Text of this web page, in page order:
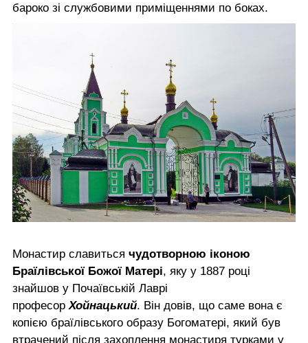
бароко зі службовими приміщеннями по боках.
Монастир славиться чудотворною іконою
Браїлівської Божої Матері, яку у 1887 році
знайшов у Почаївській Лаврі
професорХойнацький. Він довів, що саме вона є
копією браїлівського образу Богоматері, який був
втрачений після захоплення монастиря турками у